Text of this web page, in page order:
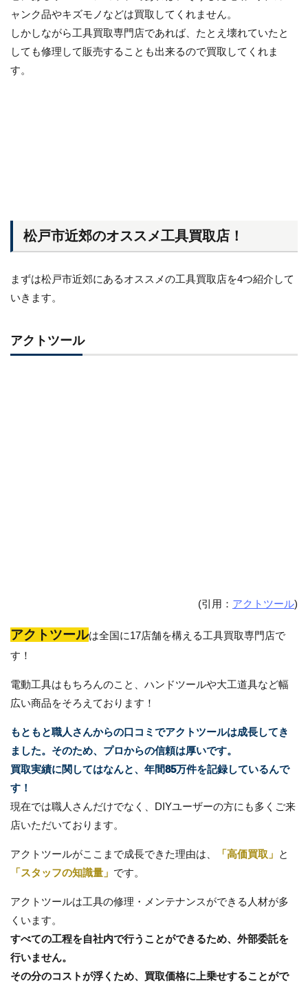
ャンク品やキズモノなどは買取してくれません。
しかしながら工具買取専門店であれば、たとえ壊れていたと
しても修理して販売することも出来るので買取してくれま
す。
松戸市近郊のオススメ工具買取店！
まずは松戸市近郊にあるオススメの工具買取店を4つ紹介して
いきます。
アクトツール
(引用： アクトツール)
アクトツールは全国に17店舗を構える工具買取専門店で
す！
電動工具はもちろんのこと、ハンドツールや大工道具など幅
広い商品をそろえております！
もともと職人さんからの口コミでアクトツールは成長してき
ました。そのため、プロからの信頼は厚いです。
買取実績に関してはなんと、年間85万件を記録しているんで
す！
現在では職人さんだけでなく、DIYユーザーの方にも多くご来
店いただいております。
アクトツールがここまで成長できた理由は、 「高価買取」 と
「スタッフの知識量」 です。
アクトツールは工具の修理・メンテナンスができる人材が多
くいます。
すべての工程を自社内で行うことができるため、外部委託を
行いません。
その分のコストが浮くため、買取価格に上乗せすることがで